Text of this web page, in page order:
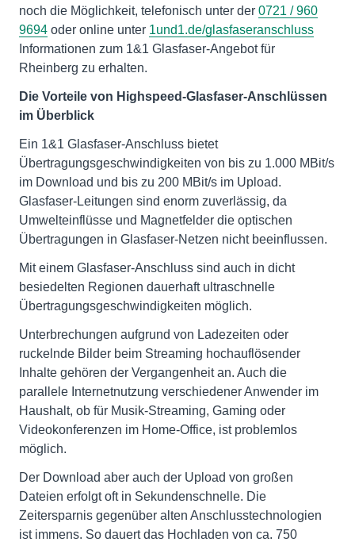
noch die Möglichkeit, telefonisch unter der 0721 / 960
9694 oder online unter 1und1.de/glasfaseranschluss
Informationen zum 1&1 Glasfaser-Angebot für
Rheinberg zu erhalten.
Die Vorteile von Highspeed-Glasfaser-Anschlüssen
im Überblick
Ein 1&1 Glasfaser-Anschluss bietet
Übertragungsgeschwindigkeiten von bis zu 1.000 MBit/s
im Download und bis zu 200 MBit/s im Upload.
Glasfaser-Leitungen sind enorm zuverlässig, da
Umwelteinflüsse und Magnetfelder die optischen
Übertragungen in Glasfaser-Netzen nicht beeinflussen.
Mit einem Glasfaser-Anschluss sind auch in dicht
besiedelten Regionen dauerhaft ultraschnelle
Übertragungsgeschwindigkeiten möglich.
Unterbrechungen aufgrund von Ladezeiten oder
ruckelnde Bilder beim Streaming hochauflösender
Inhalte gehören der Vergangenheit an. Auch die
parallele Internetnutzung verschiedener Anwender im
Haushalt, ob für Musik-Streaming, Gaming oder
Videokonferenzen im Home-Office, ist problemlos
möglich.
Der Download aber auch der Upload von großen
Dateien erfolgt oft in Sekundenschnelle. Die
Zeitersparnis gegenüber alten Anschlusstechnologien
ist immens. So dauert das Hochladen von ca. 750